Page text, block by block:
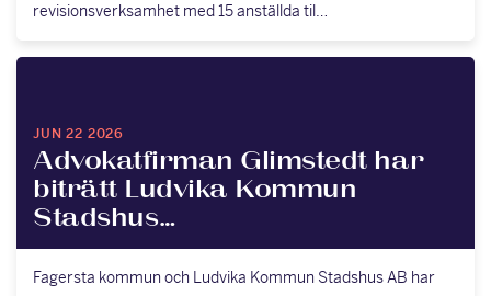
revisionsverksamhet med 15 anställda til…
JUN 22 2026
Advokatfirman Glimstedt har
biträtt Ludvika Kommun
Stadshus…
Fagersta kommun och Ludvika Kommun Stadshus AB har